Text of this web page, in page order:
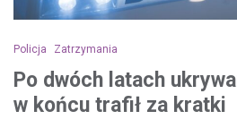
Policja Zatrzymania
Po dwóch latach
w końcu trafił za kratki